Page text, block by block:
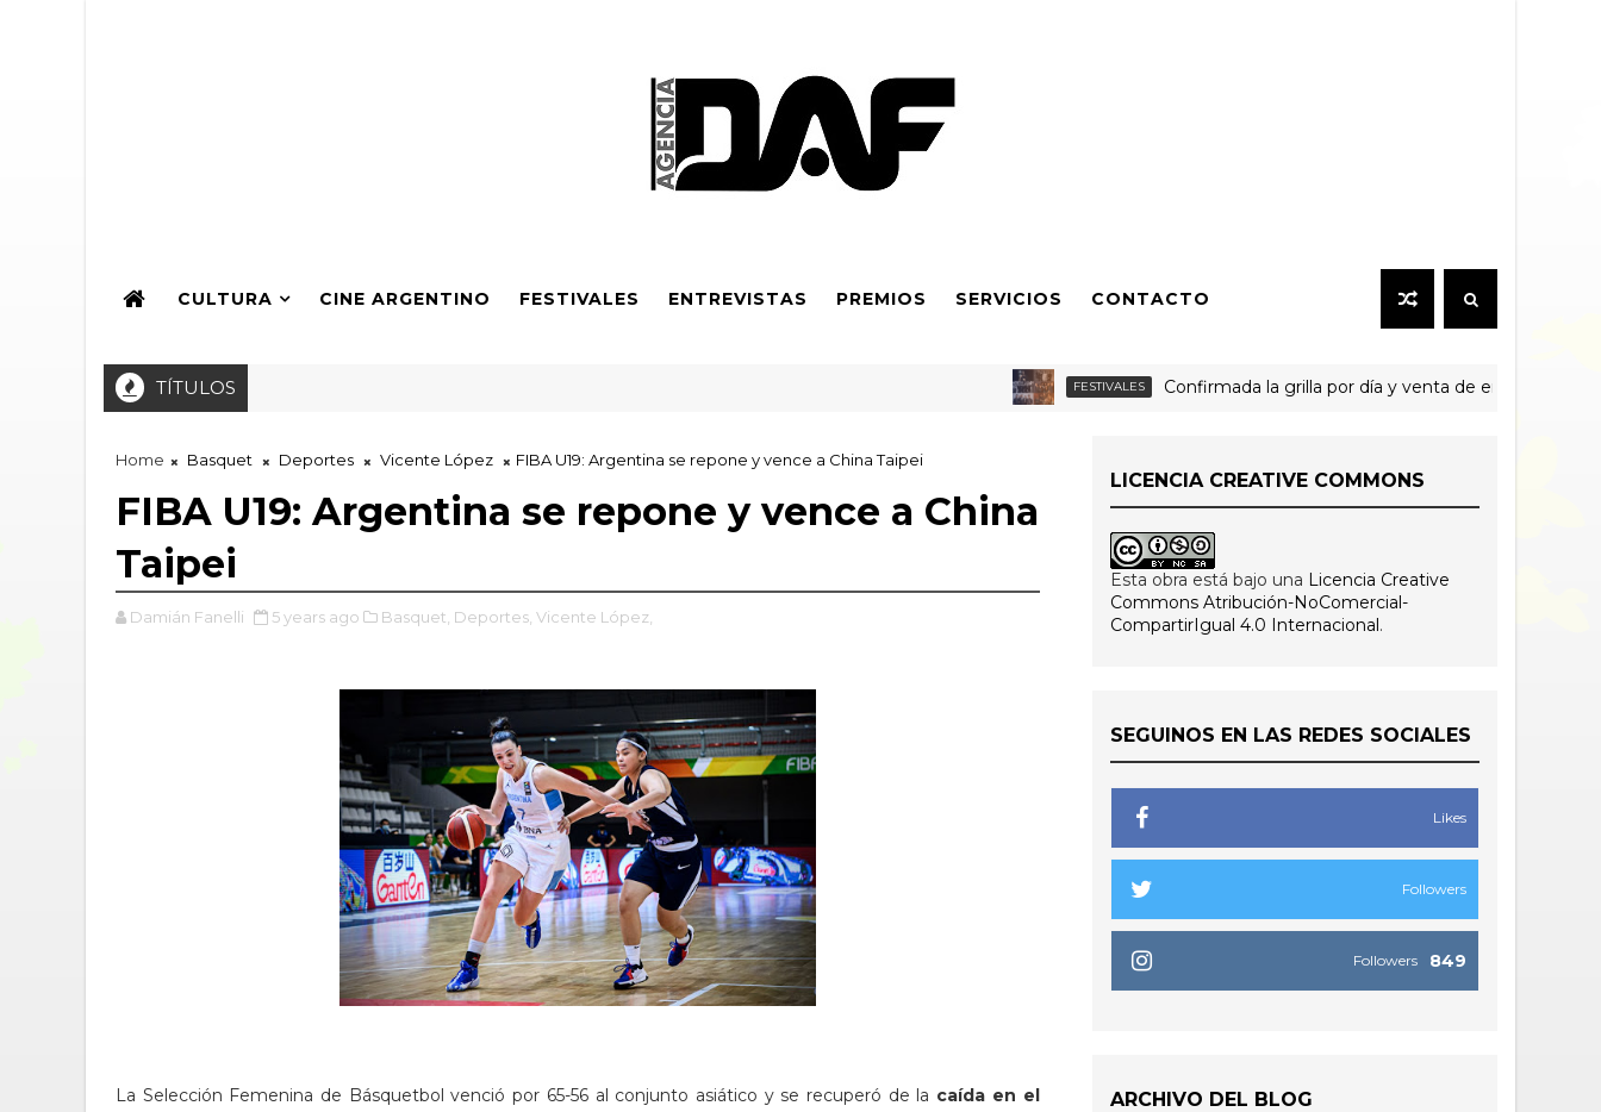
CULTURA CINE ARGENTINO FESTIVALES ENTREVISTAS PREMIOS SERVICIOS CONTACTO
TÍTULOS FESTIVALES Confirmada la grilla por día y venta de entradas individuales
Home Basquet Deportes Vicente López FIBA U19: Argentina se repone y vence a China Taipei
FIBA U19: Argentina se repone y vence a China
Taipei
Damián Fanelli 5 years ago Basquet, Deportes, Vicente López,
La Selección Femenina de Básquetbol venció por 65-56 al conjunto asiático y se recuperó de la caída en el
LICENCIA CREATIVE COMMONS
Esta obra está bajo una Licencia Creative
Commons Atribución-NoComercial-
CompartirIgual 4.0 Internacional.
SEGUINOS EN LAS REDES SOCIALES
Likes
Followers
849
Followers
ARCHIVO DEL BLOG